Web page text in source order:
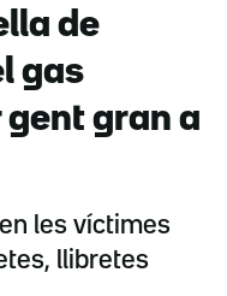
de
gas
gran a
les víctimes
llibretes